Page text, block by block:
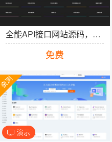
加入购物车
全能API接口网站源码，包含多种实用接口，可自定义后台功能
免费
加入购物车
亲测
演示